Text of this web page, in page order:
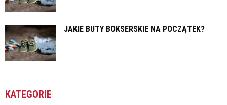
JAKIE BUTY BOKSERSKIE NA POCZĄTEK?
KATEGORIE